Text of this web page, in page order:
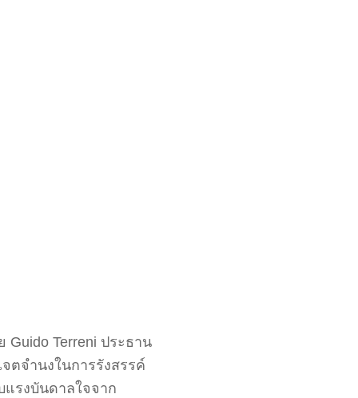
Guido Terreni ประธาน
ตจำนงในการรังสรรค์
รงบันดาลใจจาก